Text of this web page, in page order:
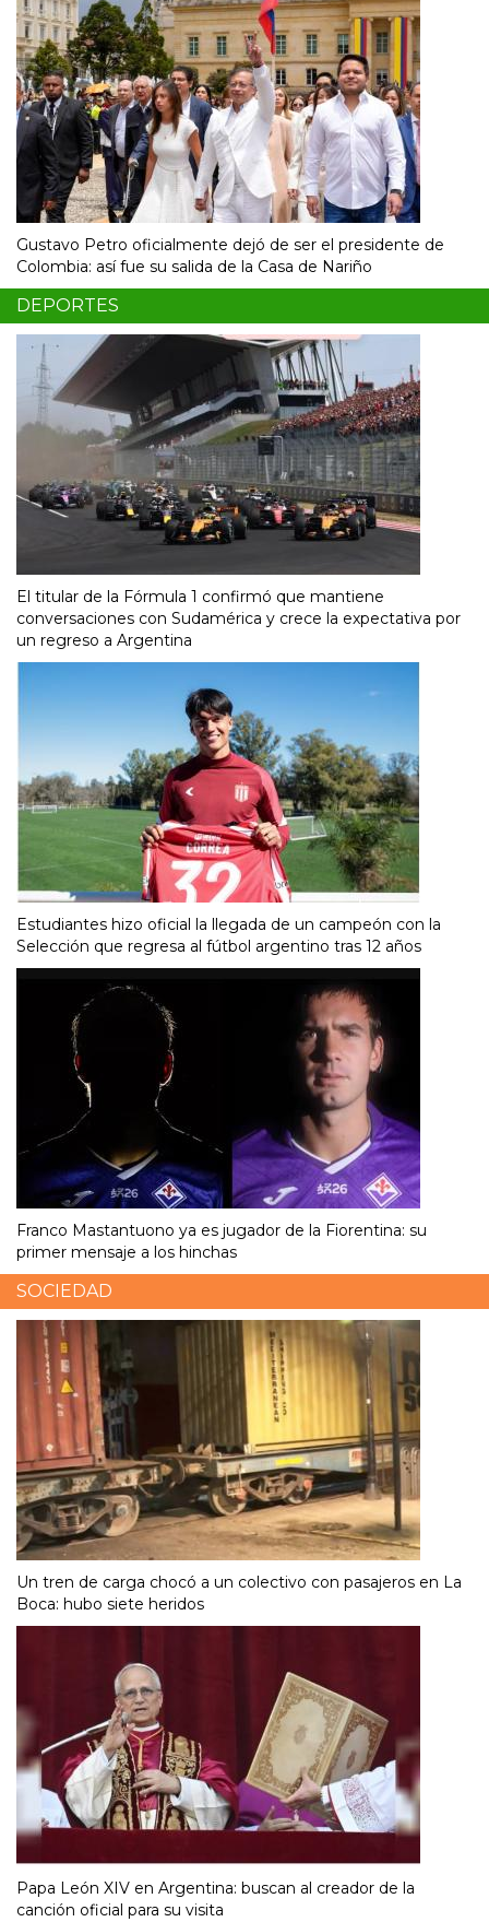
Gustavo Petro oficialmente dejó de ser el presidente de
Colombia: así fue su salida de la Casa de Nariño
DEPORTES
El titular de la Fórmula 1 confirmó que mantiene
conversaciones con Sudamérica y crece la expectativa por
un regreso a Argentina
Estudiantes hizo oficial la llegada de un campeón con la
Selección que regresa al fútbol argentino tras 12 años
Franco Mastantuono ya es jugador de la Fiorentina: su
primer mensaje a los hinchas
SOCIEDAD
Un tren de carga chocó a un colectivo con pasajeros en La
Boca: hubo siete heridos
Papa León XIV en Argentina: buscan al creador de la
canción oficial para su visita